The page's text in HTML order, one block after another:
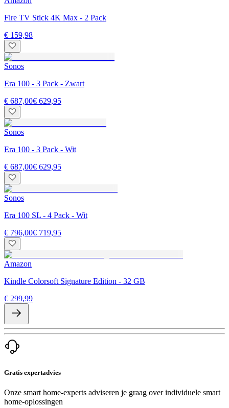
Fire TV Stick 4K Max - 2 Pack
€ 159,98
Sonos
Era 100 - 3 Pack - Zwart
€ 687,00€ 629,95
Sonos
Era 100 - 3 Pack - Wit
€ 687,00€ 629,95
Sonos
Era 100 SL - 4 Pack - Wit
€ 796,00€ 719,95
Amazon
Kindle Colorsoft Signature Edition - 32 GB
€ 299,99
Gratis expertadvies
Onze smart home-experts adviseren je graag over individuele smart
home-oplossingen